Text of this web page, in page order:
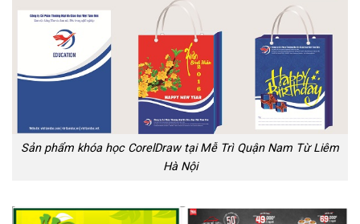
Sản phẩm khóa học CorelDraw tại Mễ Trì Quận Nam Từ Liêm
Hà Nội